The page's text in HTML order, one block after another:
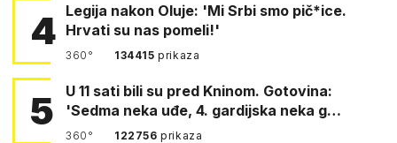
4 Legija nakon Oluje: 'Mi Srbi smo pič*ice.
Hrvati su nas pomeli!'
360° 134415prikaza
5
U 11 sati bili su pred Kninom. Gotovina:
'Sedma neka uđe, 4. gardijska neka g…
360° 122756prikaza